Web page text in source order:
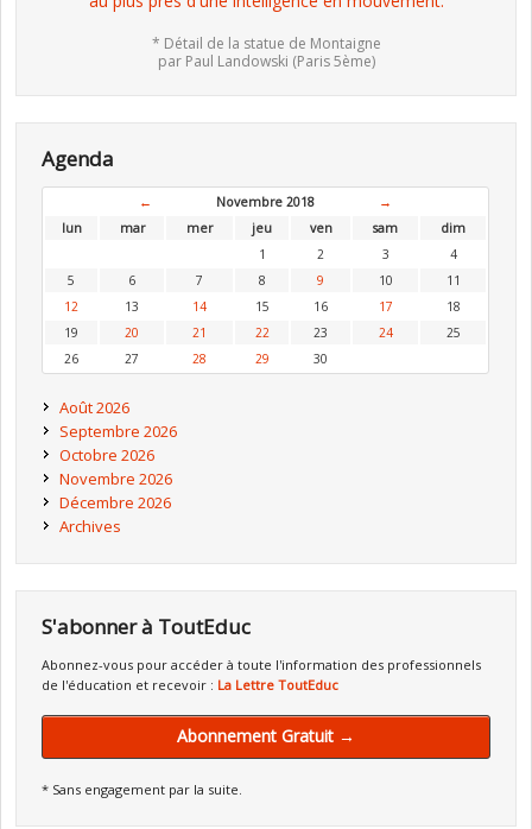
* Détail de la statue de Montaigne
par Paul Landowski (Paris 5ème)
Agenda
← Novembre 2018
→
lun
mar mer jeu ven sam
dim
1
2 3
4
5
6 7 8 9 10
11
12
13 14 15 16 17
18
19
20 21 22 23 24
25
26
27 28 29 30
Août 2026
Septembre 2026
Octobre 2026
Novembre 2026
Décembre 2026
Archives
S'abonner à ToutEduc
Abonnez-vous pour accéder à toute l'information des professionnels
de l'éducation et recevoir : La Lettre ToutEduc
Abonnement Gratuit →
* Sans engagement par la suite.